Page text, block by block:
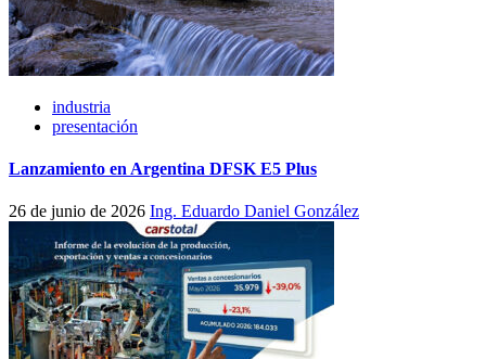
industria
presentación
Lanzamiento en Argentina DFSK E5 Plus
26 de junio de 2026 Ing. Eduardo Daniel González